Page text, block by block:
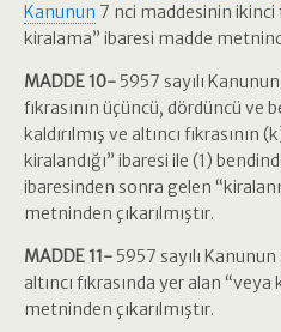
Kanunun 7 nci maddesinin ikinci
kiralama” ibaresi madde
MADDE 10- 5957 sayılı
fıkrasının üçüncü, dördüncü ve
kaldırılmış ve altıncı
kiralandığı” ibaresi ile (1)
ibaresinden sonra gelen
metninden çıkarılmıştır.
MADDE 11- 5957 sayılı
altıncı fıkrasında yer alan
metninden çıkarılmıştır.